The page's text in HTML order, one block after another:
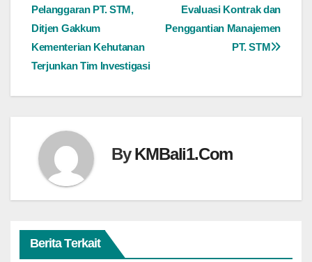
pos
Evaluasi Kontrak dan
Penggantian Manajemen
PT. STM
Pelanggaran PT. STM,
Ditjen Gakkum
Kementerian Kehutanan
Terjunkan Tim Investigasi
ByKMBali1.Com
Berita Terkait